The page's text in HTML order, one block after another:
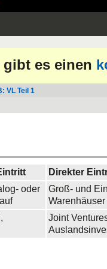
es einen
VL Teil 1
Direkter
oder
Groß- und
Warenhäuser
Joint